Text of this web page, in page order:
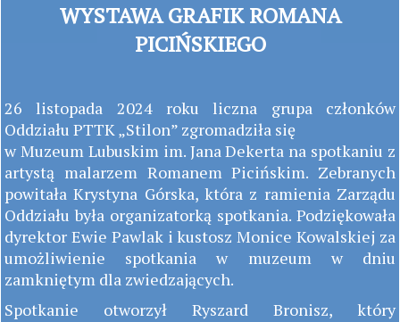
WYSTAWA GRAFIK ROMANA
PICIŃSKIEGO
26 listopada 2024 roku liczna grupa członków
Oddziału PTTK „Stilon” zgromadziła się
w Muzeum Lubuskim im. Jana Dekerta na spotkaniu z
artystą malarzem Romanem Picińskim. Zebranych
powitała Krystyna Górska, która z ramienia Zarządu
Oddziału była organizatorką spotkania. Podziękowała
dyrektor Ewie Pawlak i kustosz Monice Kowalskiej za
umożliwienie spotkania w muzeum w dniu
zamkniętym dla zwiedzających.
Spotkanie otworzył Ryszard Bronisz, który